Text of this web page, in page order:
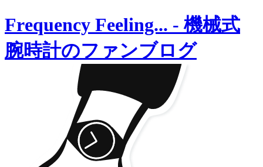
Frequency Feeling... - 機械式
腕時計のファンブログ